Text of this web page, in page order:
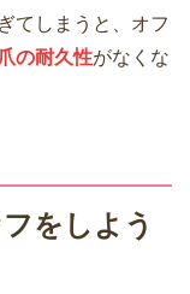
てしまうと、オフ
の耐久性がなくな
をしよう